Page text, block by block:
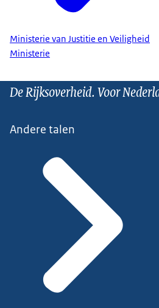
Ministerie van Justitie en Veiligheid
Ministerie
De Rijksoverheid. Voor
Andere talen